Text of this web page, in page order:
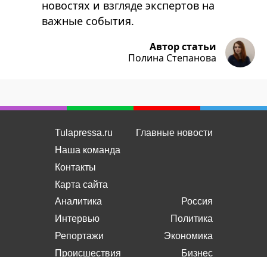
новостях и взгляде экспертов на
важные события.
Автор статьи
Полина Степанова
Tulapressa.ru
Наша команда
Контакты
Карта сайта
Главные новости
Аналитика
Интервью
Репортажи
Происшествия
Россия
Политика
Экономика
Бизнес